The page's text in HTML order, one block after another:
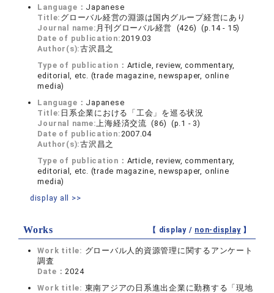
Language： Japanese
Title: グローバル経営の淵源は国内グループ経営にあり
Journal name: 月刊グローバル経営 (426) (p.14 - 15)
Date of publication:2019.03
Author(s):古沢昌之
Type of publication： Article, review, commentary,
editorial, etc. (trade magazine, newspaper, online
media)
Language： Japanese
Title: 日系企業における「工会」を巡る状況
Journal name:上海経済交流 (86) (p.1 - 3)
Date of publication:2007.04
Author(s):古沢昌之
Type of publication： Article, review, commentary,
editorial, etc. (trade magazine, newspaper, online
media)
display all >>
Works 【 display / non-display】
Work title: グローバル人的資源管理に関するアンケート
調査
Date：2024
Work title: 東南アジアの日系進出企業に勤務する「現地